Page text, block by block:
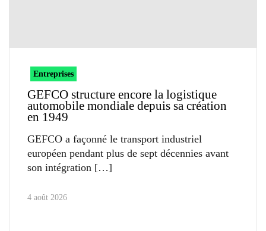
Entreprises
GEFCO structure encore la logistique
automobile mondiale depuis sa création
en 1949
GEFCO a façonné le transport industriel
européen pendant plus de sept décennies avant
son intégration
4 août 2026